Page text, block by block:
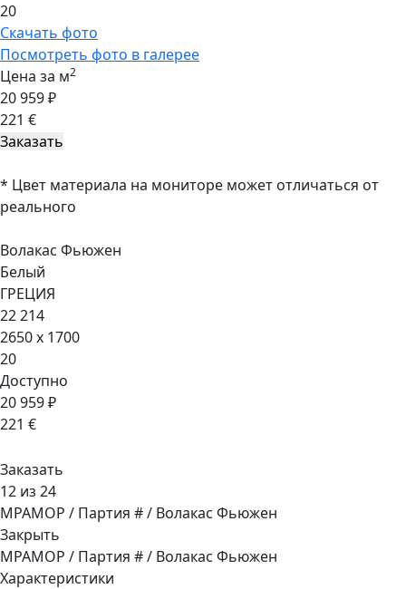
20
Скачать фото
Посмотреть фото в галерее
Цена за м2
20 959 ₽
221 €
* Цвет материала на мониторе может отличаться от
реального
Волакас Фьюжен
Белый
ГРЕЦИЯ
22 214
2650 x 1700
20
Доступно
20 959 ₽
221 €
Заказать
12 из 24
МРАМОР / Партия # / Волакас Фьюжен
Закрыть
МРАМОР / Партия # / Волакас Фьюжен
Характеристики